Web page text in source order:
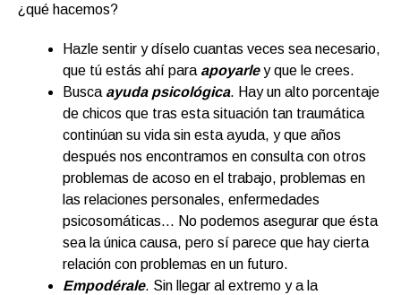
¿qué hacemos?
Hazle sentir y díselo cuantas veces sea necesario,
que tú estás ahí para apoyarley que le crees.
Busca ayuda psicológica. Hay un alto porcentaje
de chicos que tras esta situación tan traumática
continúan su vida sin esta ayuda, y que años
después nos encontramos en consulta con otros
problemas de acoso en el trabajo, problemas en
las relaciones personales, enfermedades
psicosomáticas… No podemos asegurar que ésta
sea la única causa, pero sí parece que hay cierta
relación con problemas en un futuro.
Empodérale. Sin llegar al extremo y a la